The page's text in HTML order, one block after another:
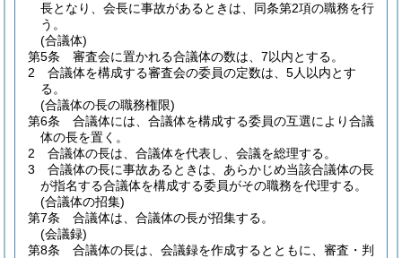
長となり、会長に事故があるときは、同条第2項の職務を行
う。
(合議体)
第5条
審査会に置かれる合議体の数は、7以内とする。
2
合議体を構成する審査会の委員の定数は、5人以内とす
る。
(合議体の長の職務権限)
第6条
合議体には、合議体を構成する委員の互選により合議
体の長を置く。
2
合議体の長は、合議体を代表し、会議を総理する。
3
合議体の長に事故あるときは、あらかじめ当該合議体の長
が指名する合議体を構成する委員がその職務を代理する。
(合議体の招集)
第7条
合議体は、合議体の長が招集する。
(会議録)
第8条
合議体の長は、会議録を作成するとともに、審査・判